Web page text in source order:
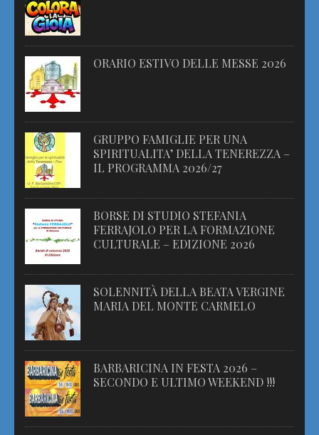
ORARIO ESTIVO DELLE MESSE 2026
GRUPPO FAMIGLIE PER UNA
SPIRITUALITA’ DELLA TENEREZZA –
IL PROGRAMMA 2026/27
BORSE DI STUDIO STEFANIA
FERRAJOLO PER LA FORMAZIONE
CULTURALE – EDIZIONE 2026
SOLENNITÀ DELLA BEATA VERGINE
MARIA DEL MONTE CARMELO
BARBARICINA IN FESTA 2026 –
SECONDO E ULTIMO WEEKEND !!!